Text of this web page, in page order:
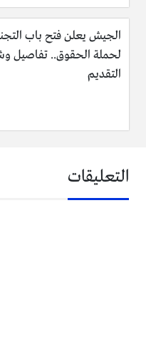
الجيش يعلن فتح باب
لحملة الحقوق.. تفاصيل
التقديم
التعليقات